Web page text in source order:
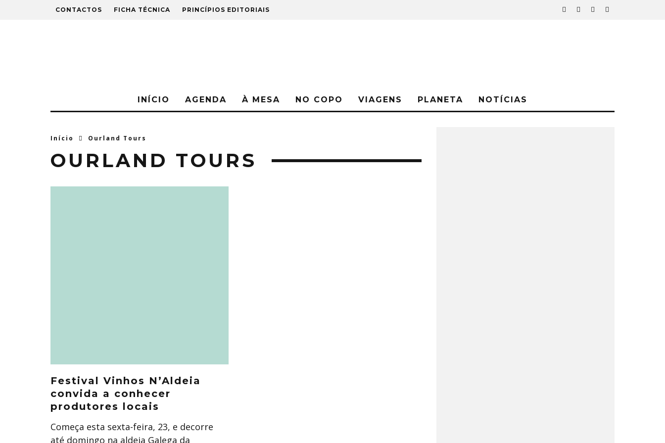
CONTACTOS FICHA TÉCNICA PRINCÍPIOS EDITORIAIS
INÍCIO AGENDA À MESA NO COPO VIAGENS PLANETA NOTÍCIAS
Início Ourland Tours
OURLAND TOURS
Festival Vinhos N’Aldeia
convida a conhecer
produtores locais
Começa esta sexta-feira, 23, e decorre
até domingo na aldeia Galega da